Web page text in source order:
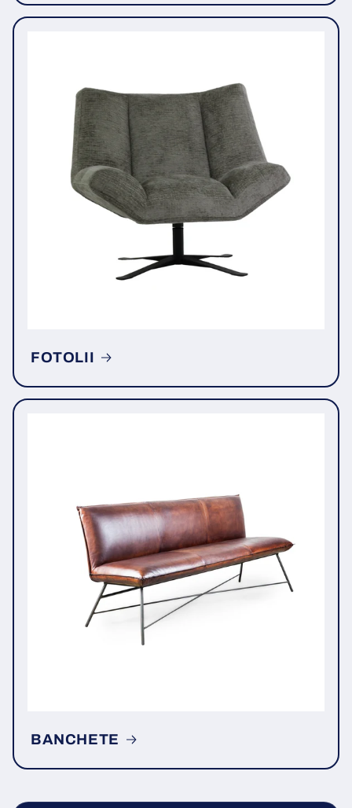
FOTOLII
BANCHETE